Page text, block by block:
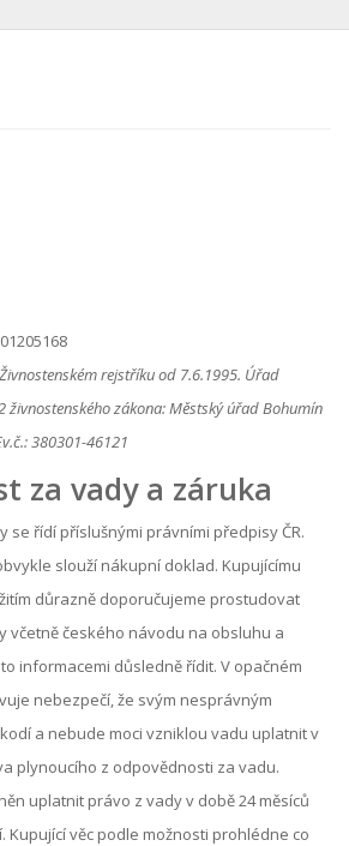
rejstříku od 7.6.1995. Úřad
zákona: Městský úřad Bohumín
380301-46121
za vady a záruka
se řídí příslušnými právními předpisy ČR.
slouží nákupní doklad. Kupujícímu
důrazně doporučujeme prostudovat
včetně českého návodu na obsluhu a
informacemi důsledně řídit. V opačném
nebezpečí, že svým nesprávným
a nebude moci vzniklou vadu uplatnit v
plynoucího z odpovědnosti za vadu.
uplatnit právo z vady v době 24 měsíců
Kupující věc podle možnosti prohlédne co